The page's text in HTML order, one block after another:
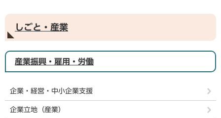
しごと・産業
産業振興・雇用・労働
企業・経営・中小企業支援
企業立地（産業）